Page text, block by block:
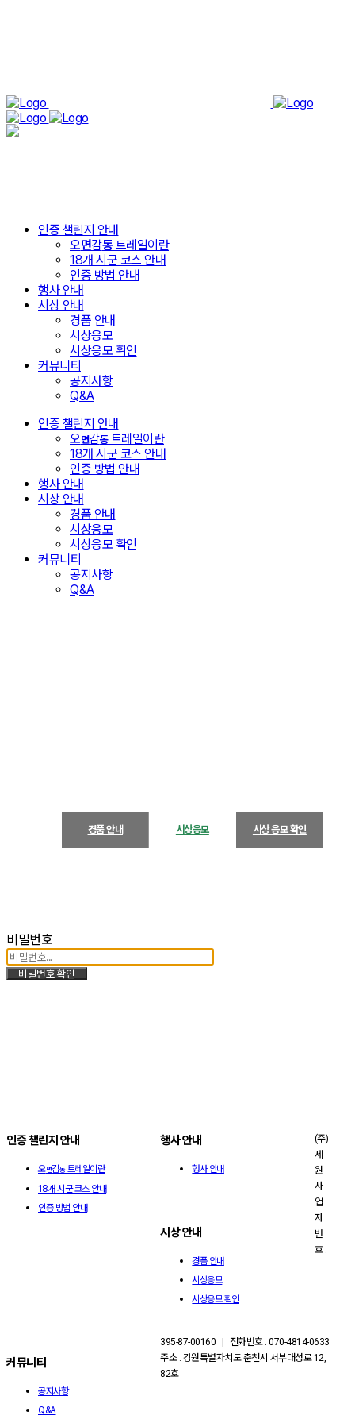
인증 챌린지 안내
오면감동트레일이란
18개 시군 코스 안내
인증 방법 안내
행사 안내
시상 안내
경품 안내
시상응모
시상응모 확인
커뮤니티
공지사항
Q&A
인증 챌린지 안내
오면감동트레일이란
18개 시군 코스 안내
인증 방법 안내
행사 안내
시상 안내
경품 안내
시상응모
시상응모 확인
커뮤니티
공지사항
Q&A
경품 안내 시상응모 시상 응모 확인
비밀번호
비밀번호 확인
인증 챌린지 안내
오면감동트레일이란
18개 시군 코스 안내
인증 방법 안내
행사 안내
행사 안내
시상 안내
경품 안내
시상응모
시상응모 확인
커뮤니티
공지사항
Q&A
(주)
세
원
사
업
자
번
호 :
395-87-00160 | 전화번호 : 070-4814-0633
주소 : 강원특별자치도 춘천시 서부대성로 12,
82호